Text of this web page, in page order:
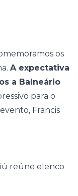
os
A expectativa
a Balneário
para o
Francis